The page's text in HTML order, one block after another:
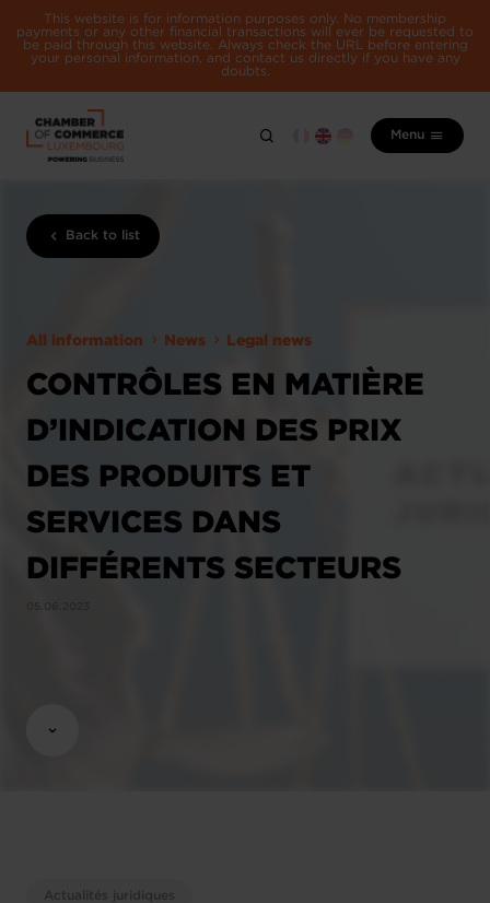
This website is for information purposes only. No membership
payments or any other financial transactions will ever be requested to
be paid through this website. Always check the URL before entering
your personal information, and contact us directly if you have any
doubts.
Menu
Back to list
All information News Legal news
CONTRÔLES EN MATIÈRE
D’INDICATION DES PRIX
DES PRODUITS ET
SERVICES DANS
DIFFÉRENTS SECTEURS
Actualités juridiques